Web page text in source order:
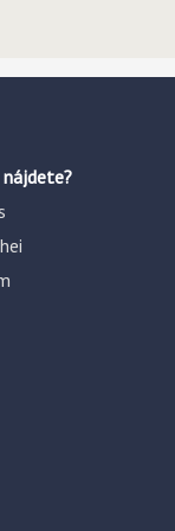
nájdete?